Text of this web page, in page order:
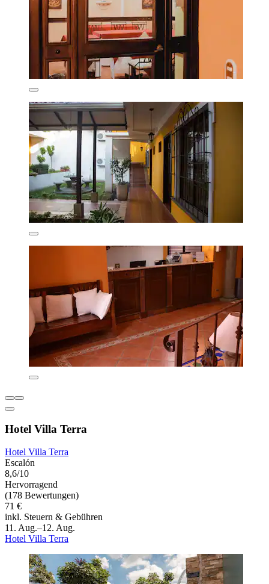
Hotel Villa Terra
Hotel Villa Terra
Escalón
8,6/10
Hervorragend
(178 Bewertungen)
71 €
inkl. Steuern & Gebühren
11. Aug.–12. Aug.
Hotel Villa Terra